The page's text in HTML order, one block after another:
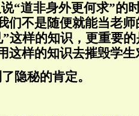
“道非身外更何求”的
们不是随便就能当老
这样的知识，更重要
样的知识去摧毁学生
隐秘的肯定。